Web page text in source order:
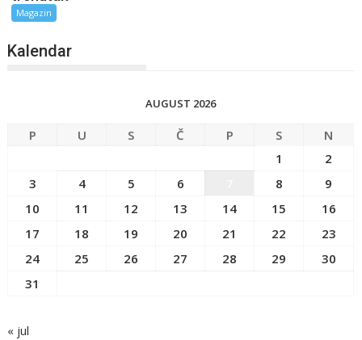
Magazin
Kalendar
AUGUST 2026
P U S Č P S
N
1
2
3
4 5 6 8
9
10
11 12 13 14 15
16
17
18 19 20 21 22
23
24
25 26 27 28 29
30
31
« jul